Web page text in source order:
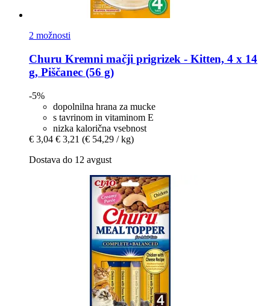
2 možnosti
Churu Kremni mačji prigrizek -​ Kitten, 4 x 14
g, Piščanec (56 g)
-5%
dopolnilna hrana za mucke
s tavrinom in vitaminom E
nizka kalorična vsebnost
€ 3,04 € 3,21 (€ 54,29 / kg)
Dostava do 12 avgust